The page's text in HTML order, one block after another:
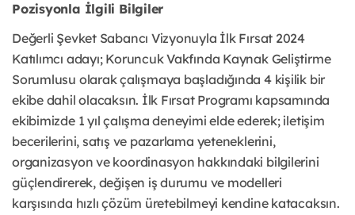
Pozisyonla İlgili Bilgiler
Değerli Şevket Sabancı Vizyonuyla İlk Fırsat 2024
Katılımcı adayı; Koruncuk Vakfında Kaynak Geliştirme
Sorumlusu olarak çalışmaya başladığında 4 kişilik bir
ekibe dahil olacaksın. İlk Fırsat Programı kapsamında
ekibimizde 1 yıl çalışma deneyimi elde ederek; iletişim
becerilerini, satış ve pazarlama yeteneklerini,
organizasyon ve koordinasyon hakkındaki bilgilerini
güçlendirerek, değişen iş durumu ve modelleri
karşısında hızlı çözüm üretebilmeyi kendine katacaksın.